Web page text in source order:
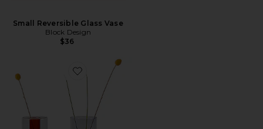
Small Reversible Glass Vase
Block Design
$36
Favorite Large Reversible Glass Vase